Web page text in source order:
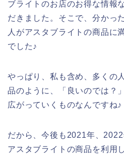
ブライトのお店のお得な情報
だきました。そこで、分かっ
人がアスタブライトの商品に
でした♪
やっぱり、私も含め、多くの
品のように、「良いのでは？
広がっていくものなんですね♪
だから、今後も2021年、
アスタブライトの商品を利用